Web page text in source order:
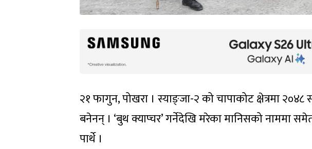
२१ फागुन, पोखरा । स्याङ्जा-२ को चापाकोट क्षेत्रमा
बनेनन् । ‘बुथ क्याप्चर’ गर्नेदेखि मरेका मानिसको नाममा
पार्थे ।